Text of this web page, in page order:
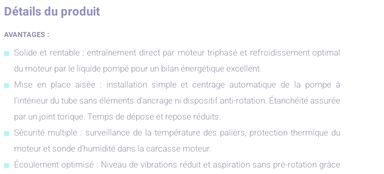
Détails du produit
AVANTAGES :
Solide et rentable : entraînement direct par moteur triphasé et refroidissement optimal
du moteur par le liquide pompé pour un bilan énergétique excellent.
Mise en place aisée : installation simple et centrage automatique de la pompe à
l'intérieur du tube sans éléments d'ancrage ni dispositif anti-rotation. Étanchéité assurée
par un joint torique. Temps de dépose et repose réduits.
Sécurité multiple : surveillance de la température des paliers, protection thermique du
moteur et sonde d'humidité dans la carcasse moteur.
Écoulement optimisé : Niveau de vibrations réduit et aspiration sans pré-rotation grâce